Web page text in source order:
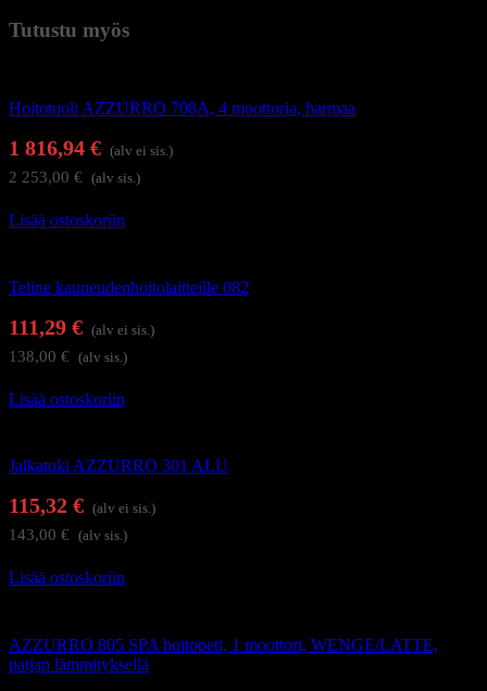
Tutustu myös
Hoitotuoli AZZURRO 708A, 4 moottoria, harmaa
1 816,94 € (alv ei sis.)
2 253,00 € (alv sis.)
Lisää ostoskoriin
Teline kauneudenhoitolaitteille 082
111,29 € (alv ei sis.)
138,00 € (alv sis.)
Lisää ostoskoriin
Jalkatuki AZZURRO 301 ALU
115,32 € (alv ei sis.)
143,00 € (alv sis.)
Lisää ostoskoriin
AZZURRO 805 SPA hoitopeti, 1 moottori, WENGE/LATTE,
patjan lämmityksellä